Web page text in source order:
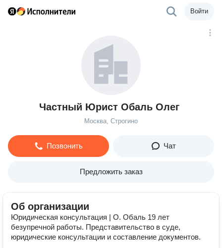
Войти
Частный Юрист Обаль Олег
Москва, Строгино
Позвонить Чат
Предложить заказ
Об организации
Юридическая консультация | О. Обаль 19 лет
безупречной работы. Представительство в суде,
юридические консультации и составление документов.